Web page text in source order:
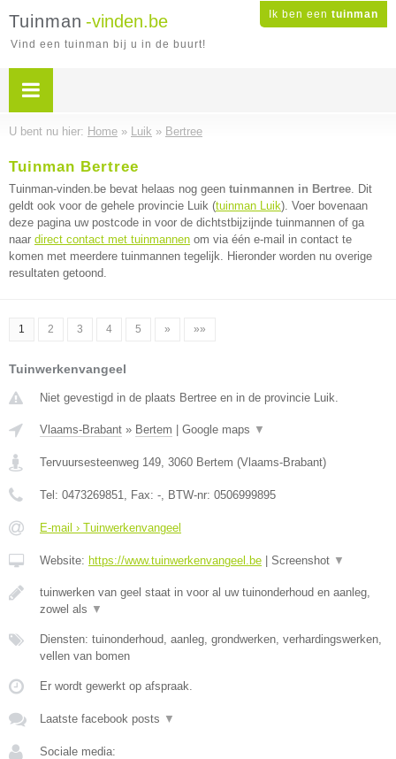
Ik ben een tuinman
Tuinman -vinden.be
Vind een tuinman bij u in de buurt!
U bent nu hier: Home » Luik » Bertree
Tuinman Bertree
Tuinman-vinden.be bevat helaas nog geen tuinmannen in Bertree. Dit
geldt ook voor de gehele provincie Luik (tuinman Luik). Voer bovenaan
deze pagina uw postcode in voor de dichtstbijzijnde tuinmannen of ga
naar direct contact met tuinmannen om via één e-mail in contact te
komen met meerdere tuinmannen tegelijk. Hieronder worden nu overige
resultaten getoond.
1 2 3 4 5 » »»
Tuinwerkenvangeel
Niet gevestigd in de plaats Bertree en in de provincie Luik.
Vlaams-Brabant » Bertem Google maps ▼
Tervuursesteenweg 149, 3060 Bertem (Vlaams-Brabant)
Tel: 0473269851, Fax: -, BTW-nr: 0506999895
E-mail › Tuinwerkenvangeel
Website: https://www.tuinwerkenvangeel.be Screenshot ▼
tuinwerken van geel staat in voor al uw tuinonderhoud en aanleg,
zowel als ▼
Diensten: tuinonderhoud, aanleg, grondwerken, verhardingswerken,
vellen van bomen
Er wordt gewerkt op afspraak.
Laatste facebook posts ▼
Sociale media: